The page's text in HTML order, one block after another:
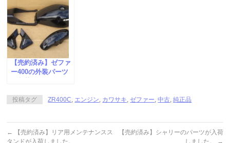
【売約済み】ゼファ
ー400の外装パーツ
投稿タグ ZR400C, エンジン, カワサキ, ゼファー,中古,純正品
←
【売約済み】リア用メンテナンスス
タンドが入荷しました。
【売約済み】シャリーのパーツが入荷
しました。
→